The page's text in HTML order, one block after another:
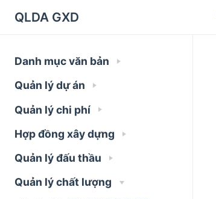
QLDA GXD
Danh mục văn bản
Quản lý dự án
Quản lý chi phí
Hợp đồng xây dựng
Quản lý đấu thầu
Quản lý chất lượng